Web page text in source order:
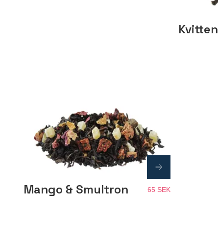
Kvitten
Mango & Smultron 65 SEK